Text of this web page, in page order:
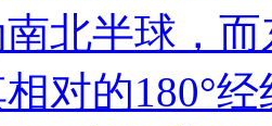
北半球，
对的180°